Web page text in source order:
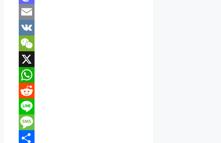
Mastodon
Email
VK
WeChat
X
WhatsApp
Reddit
Line
Message